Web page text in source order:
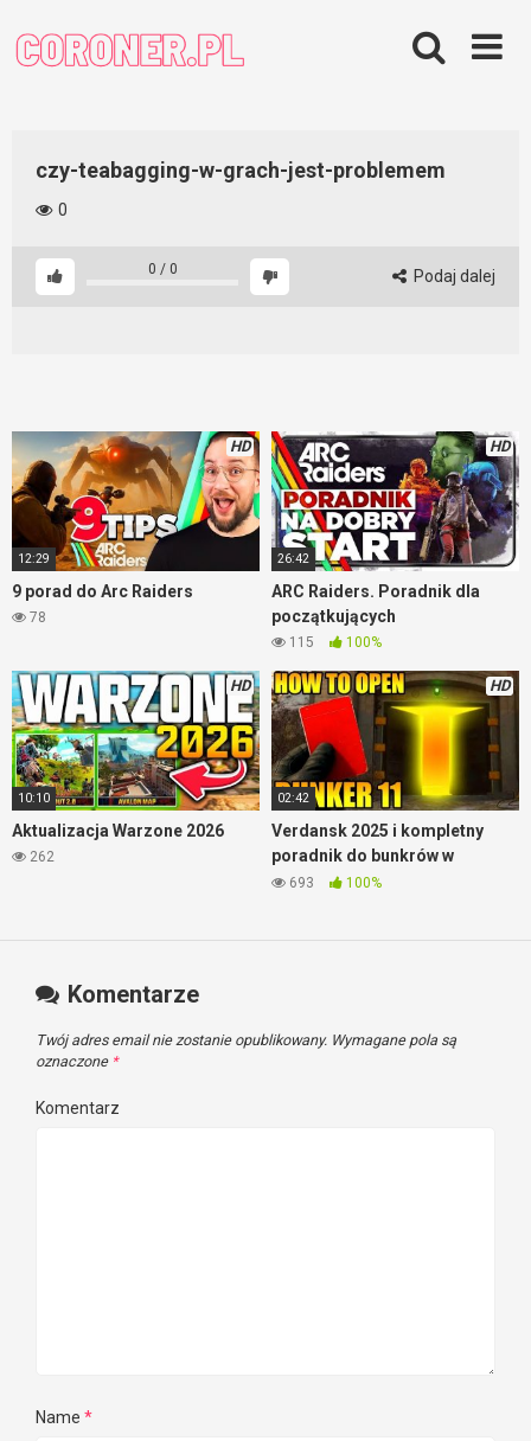
content
czy-teabagging-w-grach-jest-problemem
0
0 / 0 Podaj dalej
HD
12:29
9 porad do Arc Raiders
78
HD
26:42
ARC Raiders. Poradnik dla
początkujących
115 100%
HD
10:10
Aktualizacja Warzone 2026
262
HD
02:42
Verdansk 2025 i kompletny
poradnik do bunkrów w
Warzone
693 100%
Komentarze
Twój adres email nie zostanie opublikowany. Wymagane pola są
oznaczone *
Komentarz
Name *